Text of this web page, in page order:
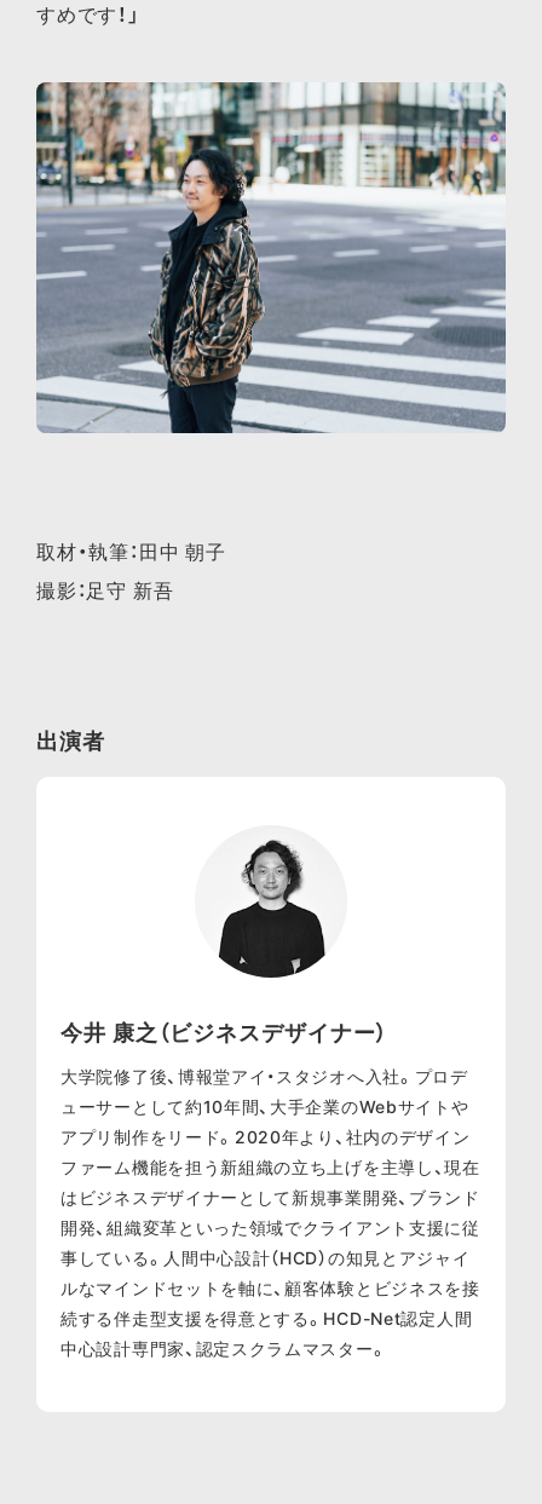
すめです！」
取材・執筆：田中 朝子
撮影：足守 新吾
出演者
今井 康之（ビジネスデザイナー）
大学院修了後、博報堂アイ・スタジオへ入社。プロデ
ューサーとして約10年間、大手企業のWebサイトや
アプリ制作をリード。2020年より、社内のデザイン
ファーム機能を担う新組織の立ち上げを主導し、現在
はビジネスデザイナーとして新規事業開発、ブランド
開発、組織変革といった領域でクライアント支援に従
事している。人間中心設計（HCD）の知見とアジャイ
ルなマインドセットを軸に、顧客体験とビジネスを接
続する伴走型支援を得意とする。HCD-Net認定人間
中心設計専門家、認定スクラムマスター。